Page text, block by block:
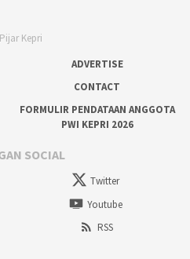
ADVERTISE
CONTACT
FORMULIR PENDATAAN ANGGOTA
PWI KEPRI 2026
SOCIAL
Twitter
Youtube
RSS